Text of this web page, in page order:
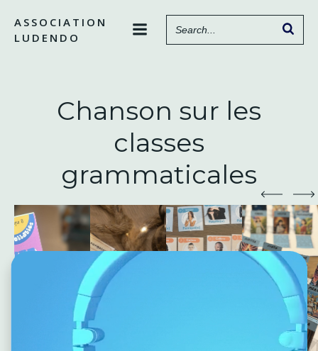
contenu
ASSOCIATION
LUDENDO
Chanson sur les
classes
grammaticales